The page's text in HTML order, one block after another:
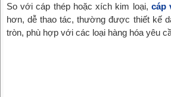
So với cáp thép hoặc xích kim loại, cáp
hơn, dễ thao tác, thường được thiết kế
tròn, phù hợp với các loại hàng hóa yêu